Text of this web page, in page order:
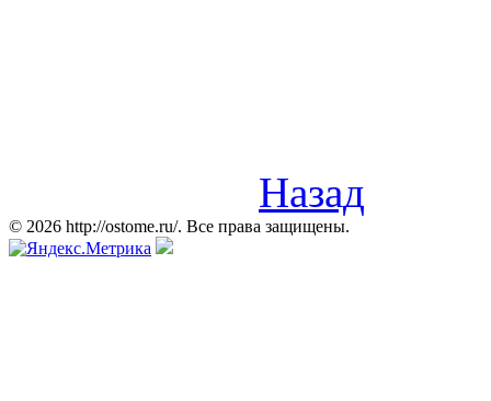
Назад
© 2026 http://ostome.ru/. Все права защищены.